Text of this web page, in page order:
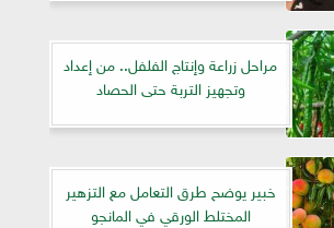
مراحل زراعة وإنتاج الفلفل.. من إعداد
وتجهيز التربة حتى الحصاد
خبير يوضح طرق التعامل مع التزهير
المختلط الورقي في المانجو